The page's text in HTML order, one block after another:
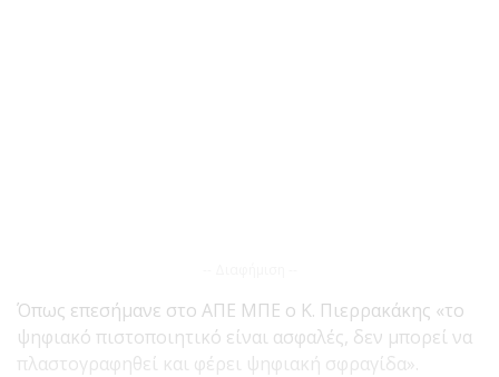
Όπως επεσήμανε στο ΑΠΕ ΜΠΕ ο Κ. Πιερρακάκης «το
ψηφιακό πιστοποιητικό είναι ασφαλές, δεν μπορεί να
πλαστογραφηθεί και φέρει ψηφιακή σφραγίδα».